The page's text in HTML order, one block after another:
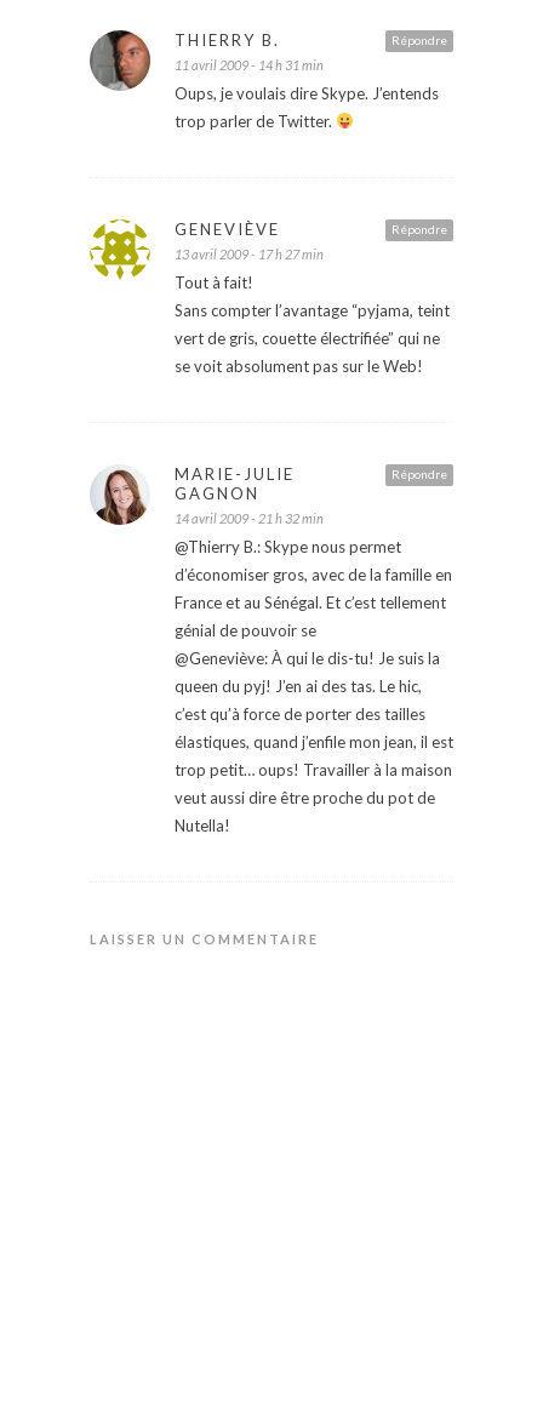
Répondre
THIERRY B.
11 avril 2009 - 14 h 31 min
Oups, je voulais dire Skype. J’entends
trop parler de Twitter.
Répondre
GENEVIÈVE
13 avril 2009 - 17 h 27 min
Tout à fait!
Sans compter l’avantage “pyjama, teint
vert de gris, couette électrifiée” qui ne
se voit absolument pas sur le Web!
Répondre
MARIE-JULIE
GAGNON
14 avril 2009 - 21 h 32 min
@Thierry B.: Skype nous permet
d’économiser gros, avec de la famille en
France et au Sénégal. Et c’est tellement
génial de pouvoir se
@Geneviève: À qui le dis-tu! Je suis la
queen du pyj! J’en ai des tas. Le hic,
c’est qu’à force de porter des tailles
élastiques, quand j’enfile mon jean, il est
trop petit… oups! Travailler à la maison
veut aussi dire être proche du pot de
Nutella!
LAISSER UN COMMENTAIRE